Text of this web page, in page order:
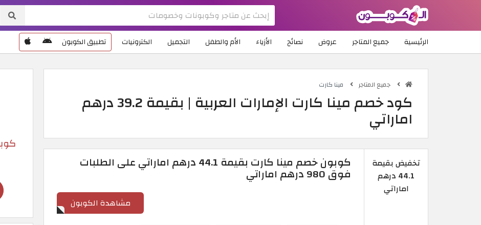
الرئيسية جميع المتاجر عروض نصائح الأزياء الأم والطفل التجميل الكترونيات تطبيق الكوبون
جميع المتاجر مينا كارت
كود خصم مينا كارت الإمارات العربية | بقيمة 39.2 درهم
اماراتي
تخفيض بقيمة
44.1 درهم
اماراتي
كوبون خصم مينا كارت بقيمة 44.1 درهم اماراتي على الطلبات
فوق 980 درهم اماراتي
مشاهدة الكوبون